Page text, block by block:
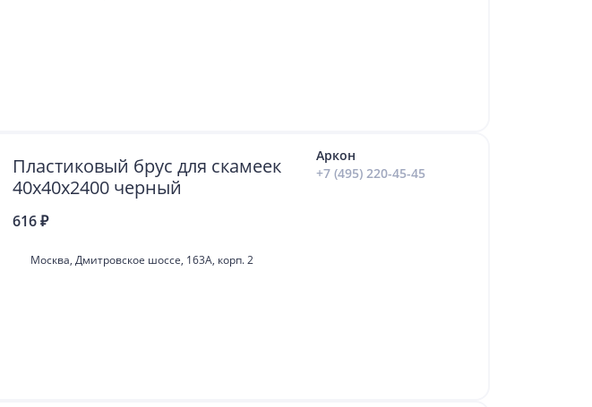
Пластиковый брус для скамеек
40х40х2400 черный
616 ₽
Москва, Дмитровское шоссе, 163А, корп. 2
Аркон
+7 (495) 220-45-45